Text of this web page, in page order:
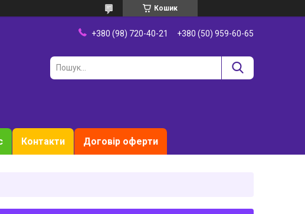
Кошик
+380 (98) 720-40-21 +380 (50) 959-60-65
Контакти Договір оферти